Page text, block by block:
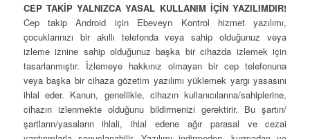
CEP TAKİP YALNIZCA YASAL KULLANIM İÇİN YAZILIMDIR!
Cep takip Android için Ebeveyn Kontrol hizmet yazılımı,
çocuklarınızı bir akıllı telefonda veya sahip olduğunuz veya
izleme iznine sahip olduğunuz başka bir cihazda izlemek için
tasarlanmıştır. İzlemeye hakkınız olmayan bir cep telefonuna
veya başka bir cihaza gözetim yazılımı yüklemek yargı yasasını
ihlal eder. Kanun, genellikle, cihazın kullanıcılarına/sahiplerine,
cihazın izlenmekte olduğunu bildirmenizi gerektirir. Bu şartın/
şartların/yasaların ihlali, ihlal edene ağır parasal ve cezai